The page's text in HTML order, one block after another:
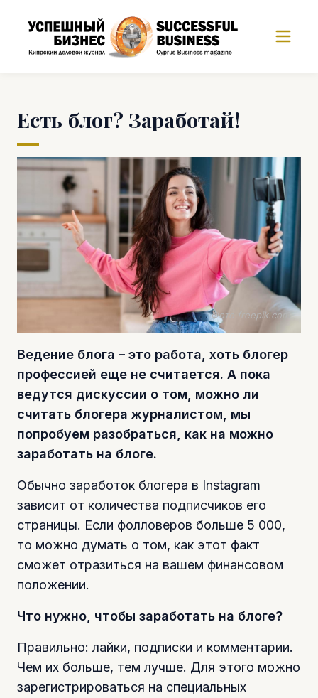
Есть блог? Заработай!
Фото freepik.com
Ведение блога – это работа, хоть блогер
профессией еще не считается. А пока
ведутся дискуссии о том, можно ли
считать блогера журналистом, мы
попробуем разобраться, как на можно
заработать на блоге.
Обычно заработок блогера в Instagram
зависит от количества подписчиков его
страницы. Если фолловеров больше 5 000,
то можно думать о том, как этот факт
сможет отразиться на вашем финансовом
положении.
Что нужно, чтобы заработать на блоге?
Правильно: лайки, подписки и комментарии.
Чем их больше, тем лучше. Для этого можно
зарегистрироваться на специальных